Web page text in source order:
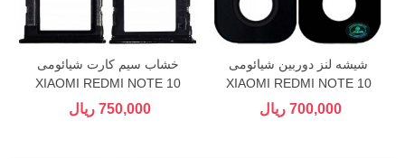
شیشه لنز دوربین شیائومی
XIAOMI REDMI NOTE 10
PRO
700,000 ریال
خشاب سیم کارت شیائومی
XIAOMI REDMI NOTE 10
PRO , PRO MAX
750,000 ریال